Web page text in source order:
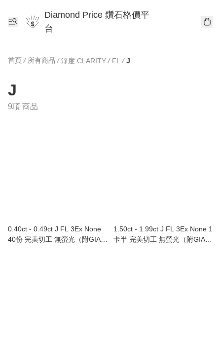
Diamond Price 鑽石格價平
台
首頁 / 所有商品 / 淨度 CLARITY / FL / J
J
9項 商品
0.40ct - 0.49ct J FL 3Ex None
40份 完美切工 無螢光（附GIA證
1.50ct - 1.99ct J FL 3Ex None 1
卡半 完美切工 無螢光（附GIA證